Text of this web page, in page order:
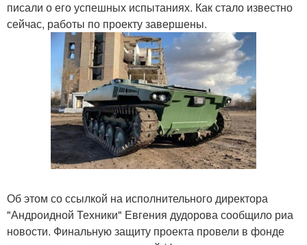
писали о его успешных испытаниях. Как стало известно
сейчас, работы по проекту завершены.
Об этом со ссылкой на исполнительного директора
"Андроидной Техники" Евгения дудорова сообщило риа
новости. Финальную защиту проекта провели в фонде